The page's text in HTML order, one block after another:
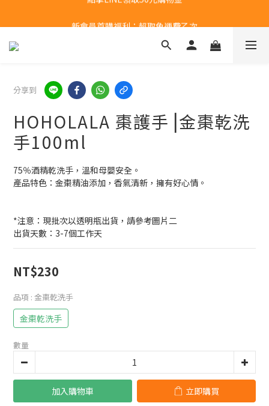
分享到
HOHOLALA 棗護手⎥金棗乾洗
手100ml
75％酒精乾洗手，溫和母嬰安全。
產品特色：金棗精油添加，香氣清新，擁有好心情。
*注意：現批次以透明瓶出貨，請參考圖片二
出貨天數：3-7個工作天
NT$230
品項 : 金棗乾洗手
金棗乾洗手
數量
加入購物車 立即購買